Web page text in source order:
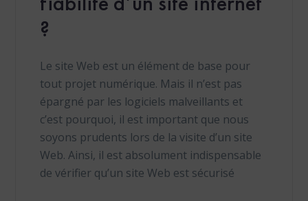
?
Le site Web est un élément de base pour
tout projet numérique. Mais il n’est pas
épargné par les logiciels malveillants et
c’est pourquoi, il est important que nous
soyons prudents lors de la visite d’un site
Web. Ainsi, il est absolument indispensable
de vérifier qu’un site Web est sécurisé